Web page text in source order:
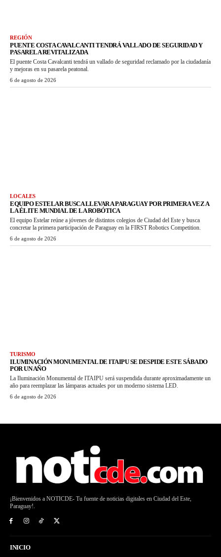
REGIÓN
PUENTE COSTA CAVALCANTI TENDRÁ VALLADO DE SEGURIDAD Y
PASARELA REVITALIZADA
El puente Costa Cavalcanti tendrá un vallado de seguridad reclamado por la ciudadanía
y mejoras en su pasarela peatonal.
6 de agosto de 2026
LOCALES
EQUIPO ESTELAR BUSCA LLEVAR A PARAGUAY POR PRIMERA VEZ A
LA ÉLITE MUNDIAL DE LA ROBÓTICA
El equipo Estelar reúne a jóvenes de distintos colegios de Ciudad del Este y busca
concretar la primera participación de Paraguay en la FIRST Robotics Competition.
6 de agosto de 2026
TURISMO
ILUMINACIÓN MONUMENTAL DE ITAIPU SE DESPIDE ESTE SÁBADO
POR UN AÑO
La Iluminación Monumental de ITAIPU será suspendida durante aproximadamente un
año para reemplazar las lámparas actuales por un moderno sistema LED.
6 de agosto de 2026
¡Bienvenidos a NOTICDE- Tu fuente de noticias digitales en Ciudad del Este,
Paraguay!.
INICIO